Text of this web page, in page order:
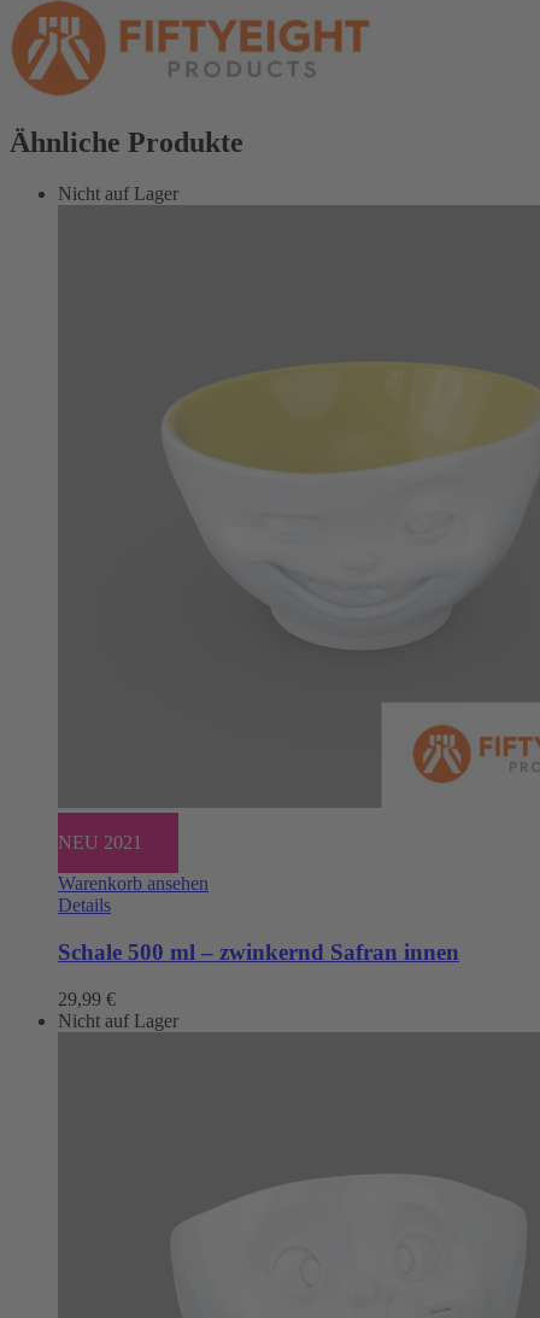
Ähnliche Produkte
Nicht auf Lager
NEU 2021
Warenkorb ansehen
Details
Schale 500 ml – zwinkernd Safran innen
29,99 €
Nicht auf Lager